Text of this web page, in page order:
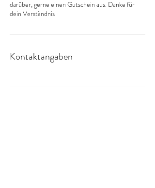
darüber, gerne einen Gutschein aus. Danke für
dein Verständnis
Kontaktangaben